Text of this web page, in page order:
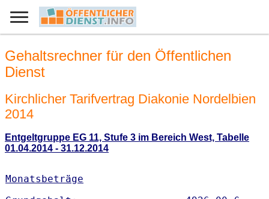
Gehaltsrechner für den Öffentlichen
Dienst
Kirchlicher Tarifvertrag Diakonie Nordelbien
2014
Entgeltgruppe EG 11, Stufe 3 im Bereich West, Tabelle
01.04.2014 - 31.12.2014
Monatsbeträge